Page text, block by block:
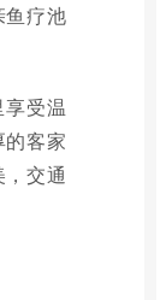
鱼疗池
受温
客家
交通